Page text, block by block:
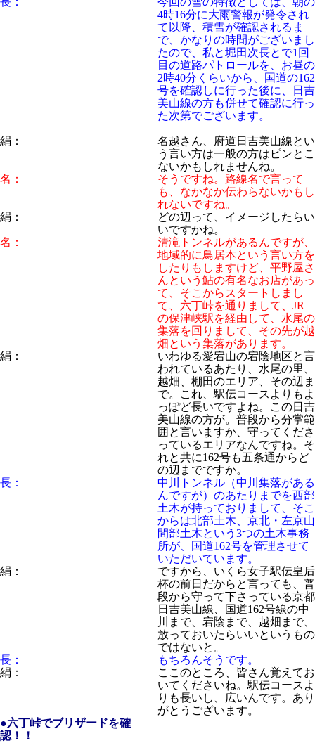
4時16分に大雨警報が発令され
て以降、積雪が確認されるま
で、かなりの時間がございまし
たので、私と堀田次長とで1回
目の道路パトロールを、お昼の
2時40分くらいから、国道の162
号を確認しに行った後に、日吉
美山線の方も併せて確認に行っ
た次第でございます。
絹：
名越さん、府道日吉美山線とい
う言い方は一般の方はピンとこ
ないかもしれませんね。
名：
そうですね。路線名で言って
も、なかなか伝わらないかもし
れないですね。
絹：
どの辺って、イメージしたらい
いですかね。
名：
清滝トンネルがあるんですが、
地域的に鳥居本という言い方を
したりもしますけど、平野屋さ
んという鮎の有名なお店があっ
て、そこからスタートしまし
て、六丁峠を通りまして、JR
の保津峡駅を経由して、水尾の
集落を回りまして、その先が越
畑という集落があります。
絹：
いわゆる愛宕山の宕陰地区と言
われているあたり、水尾の里、
越畑、棚田のエリア、その辺ま
で。これ、駅伝コースよりもよ
っぽど長いですよね。この日吉
美山線の方が。普段から分掌範
囲と言いますか、守ってくださ
っているエリアなんですね。そ
れと共に162号も五条通からど
の辺までですか。
長：
中川トンネル（中川集落がある
んですが）のあたりまでを西部
土木が持っておりまして、そこ
からは北部土木、京北・左京山
間部土木という3つの土木事務
所が、国道162号を管理させて
いただいています。
絹：
ですから、いくら女子駅伝皇后
杯の前日だからと言っても、普
段から守って下さっている京都
日吉美山線、国道162号線の中
川まで、宕陰まで、越畑まで、
放っておいたらいいというもの
ではないと。
長：
もちろんそうです。
絹：
ここのところ、皆さん覚えてお
いてくださいね。駅伝コースよ
りも長いし、広いんです。あり
がとうございます。
●六丁峠でブリザードを確
認！！